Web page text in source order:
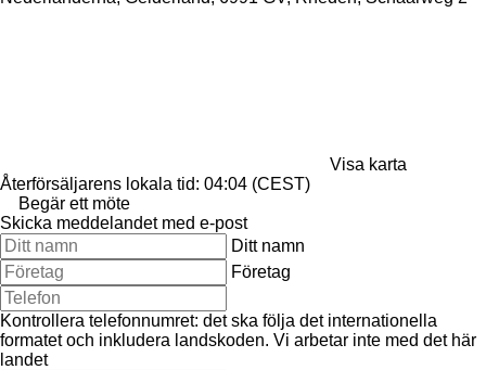
Visa karta
Återförsäljarens lokala tid: 04:04 (CEST)
Begär ett möte
Skicka meddelandet med e-post
Ditt namn
Företag
Kontrollera telefonnumret: det ska följa det internationella
formatet och inkludera landskoden. Vi arbetar inte med det här
landet